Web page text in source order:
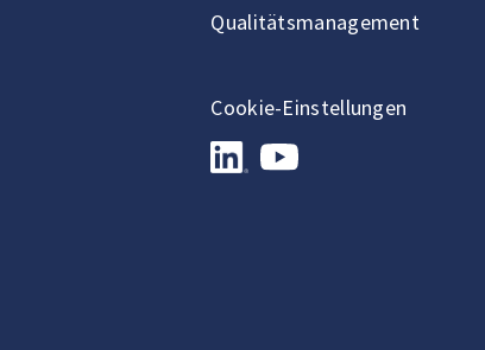
Qualitätsmanagement
Cookie-Einstellungen